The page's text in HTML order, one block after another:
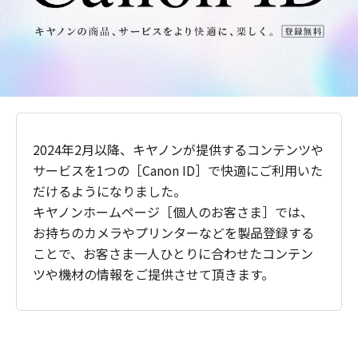
2024年2月以降、キヤノンが提供するコンテンツや
サービスを1つの［Canon ID］で快適にご利用いた
だけるようになりました。
キヤノンホームページ［個人のお客さま］では、
お持ちのカメラやプリンターなどを製品登録する
ことで、お客さま一人ひとりに合わせたコンテン
ツや機材の情報をご提供させて頂きます。